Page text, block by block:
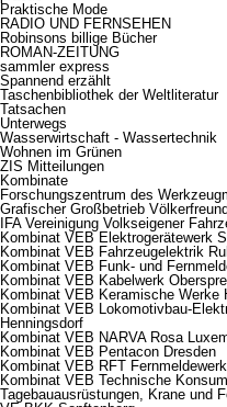
Praktische Mode
RADIO UND FERNSEHEN
Robinsons billige Bücher
ROMAN-ZEITUNG
sammler express
Spannend erzählt
Taschenbibliothek der Weltliteratur
Tatsachen
Unterwegs
Wasserwirtschaft - Wassertechnik
Wohnen im Grünen
ZIS Mitteilungen
Kombinate
Forschungszentrum des
Grafischer Großbetrieb
IFA Vereinigung Volkseigener
Kombinat VEB Elektrogerätewerk
Kombinat VEB Fahrzeugelektrik
Kombinat VEB Funk- und
Kombinat VEB Kabelwerk
Kombinat VEB Keramische Werke
Kombinat VEB Lokomotivbau-
Henningsdorf
Kombinat VEB NARVA Rosa
Kombinat VEB Pentacon Dresden
Kombinat VEB RFT
Kombinat VEB Technische
Tagebauausrüstungen, Krane und